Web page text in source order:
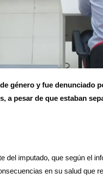
género y fue denunciado
pesar de que estaban
del imputado, que según el
en su salud que